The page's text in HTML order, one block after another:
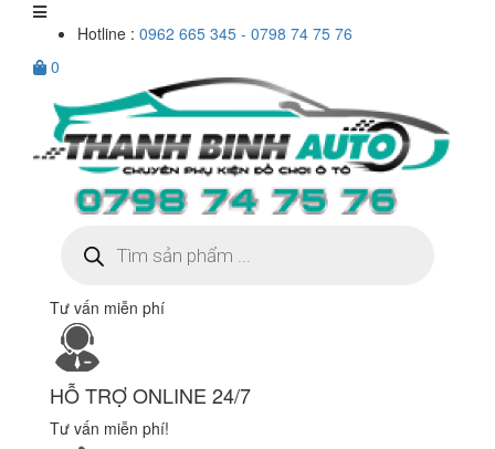
Hotline : 0962 665 345 - 0798 74 75 76
0
kiếm
sản
Tư vấn miễn phí
HỖ TRỢ ONLINE 24/7
Tư vấn miễn phí!